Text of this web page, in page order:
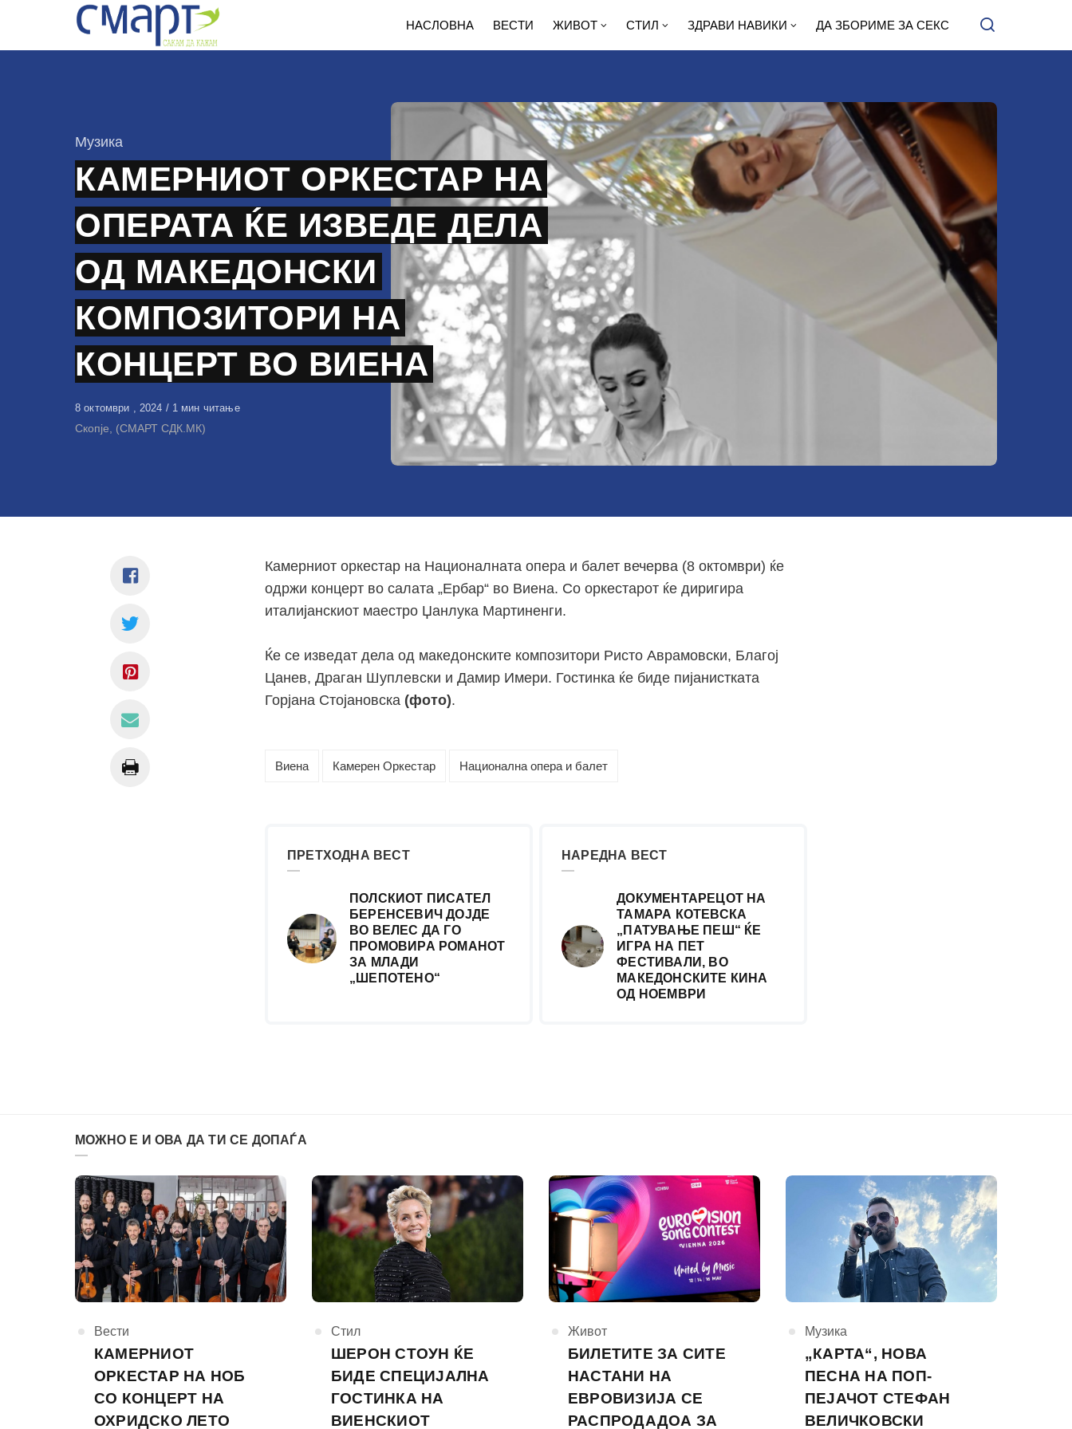
НАСЛОВНА ВЕСТИ ЖИВОТ СТИЛ ЗДРАВИ НАВИКИ ДА ЗБОРИМЕ ЗА СЕКС
КАтегорија
Музика
КАМЕРНИОТ ОРКЕСТАР НА
ОПЕРАТА ЌЕ ИЗВЕДЕ ДЕЛА
ОД МАКЕДОНСКИ
КОМПОЗИТОРИ НА
КОНЦЕРТ ВО ВИЕНА
Објавено
на
8 октомври , 2024 1 мин читање
Скопје, (СМАРТ СДК.МК)
Камерниот оркестар на Националната опера и балет вечерва (8 октомври) ќе
одржи концерт во салата „Ербар“ во Виена. Со оркестарот ќе диригира
италијанскиот маестро Џанлука Мартиненги.
Ќе се изведат дела од македонските композитори Ристо Аврамовски, Благој
Цанев, Драган Шуплевски и Дамир Имери. Гостинка ќе биде пијанистката
Горјана Стојановска (фото).
Виена Камерен Оркестар Национална опера и балет
ПРЕТХОДНА ВЕСТ
ПОЛСКИОТ ПИСАТЕЛ
БЕРЕНСЕВИЧ ДОЈДЕ
ВО ВЕЛЕС ДА ГО
ПРОМОВИРА РОМАНОТ
ЗА МЛАДИ
„ШЕПОТЕНО“
НАРЕДНА ВЕСТ
ДОКУМЕНТАРЕЦОТ НА
ТАМАРА КОТЕВСКА
„ПАТУВАЊЕ ПЕШ“ ЌЕ
ИГРА НА ПЕТ
ФЕСТИВАЛИ, ВО
МАКЕДОНСКИТЕ КИНА
ОД НОЕМВРИ
МОЖНО Е И ОВА ДА ТИ СЕ ДОПАЃА
КАтегорија
Вести
КАМЕРНИОТ
ОРКЕСТАР НА НОБ
СО КОНЦЕРТ НА
ОХРИДСКО ЛЕТО
КАтегорија
Стил
ШЕРОН СТОУН ЌЕ
БИДЕ СПЕЦИЈАЛНА
ГОСТИНКА НА
ВИЕНСКИОТ
КАтегорија
Живот
БИЛЕТИТЕ ЗА СИТЕ
НАСТАНИ НА
ЕВРОВИЗИЈА СЕ
РАСПРОДАДОА ЗА
КАтегорија
Музика
„КАРТА“, НОВА
ПЕСНА НА ПОП-
ПЕЈАЧОТ СТЕФАН
ВЕЛИЧКОВСКИ